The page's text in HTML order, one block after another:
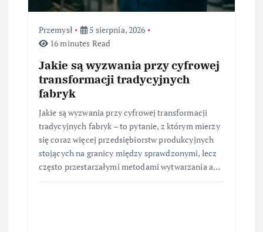
Przemysł
5 sierpnia, 2026
16 minutes Read
Jakie są wyzwania przy cyfrowej
transformacji tradycyjnych
fabryk
Jakie są wyzwania przy cyfrowej transformacji
tradycyjnych fabryk – to pytanie, z którym mierzy
się coraz więcej przedsiębiorstw produkcyjnych
stojących na granicy między sprawdzonymi, lecz
często przestarzałymi metodami wytwarzania a…